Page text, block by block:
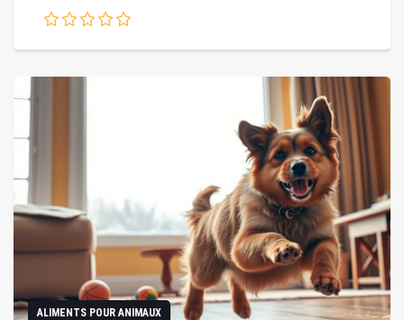
ALIMENTS POUR ANIMAUX